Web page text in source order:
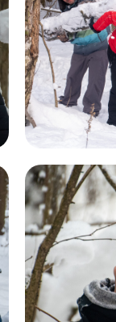
любого уровня.
не требуется.